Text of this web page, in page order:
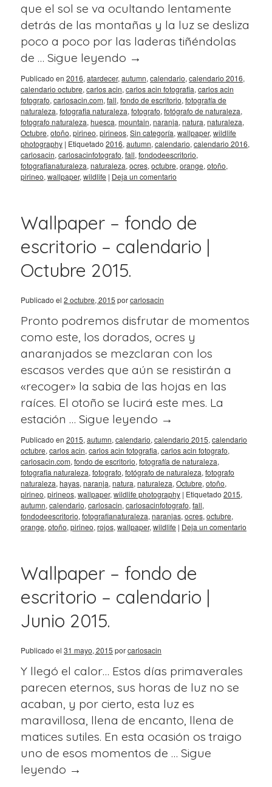
que el sol se va ocultando lentamente
detrás de las montañas y la luz se desliza
poco a poco por las laderas tiñéndolas
de … Sigue leyendo →
Publicado en 2016, atardecer, autumn, calendario, calendario 2016,
calendario octubre, carlos acin, carlos acin fotografia, carlos acin
fotografo, carlosacin.com, fall, fondo de escritorio, fotografía de
naturaleza, fotografia naturaleza, fotografo, fotógrafo de naturaleza,
fotografo naturaleza, huesca, mountain, naranja, natura, naturaleza,
Octubre, otoño, pirineo, pirineos, Sin categoría, wallpaper, wildlife
photography | Etiquetado 2016, autumn, calendario, calendario 2016,
carlosacin, carlosacinfotografo, fall, fondodeescritorio,
fotografianaturaleza, naturaleza, ocres, octubre, orange, otoño,
pirineo, wallpaper, wildlife | Deja un comentario
Wallpaper – fondo de
escritorio – calendario |
Octubre 2015.
Publicado el 2 octubre, 2015 porcarlosacin
Pronto podremos disfrutar de momentos
como este, los dorados, ocres y
anaranjados se mezclaran con los
escasos verdes que aún se resistirán a
«recoger» la sabia de las hojas en las
raíces. El otoño se lucirá este mes. La
estación … Sigue leyendo →
Publicado en 2015, autumn, calendario, calendario 2015, calendario
octubre, carlos acin, carlos acin fotografia, carlos acin fotografo,
carlosacin.com, fondo de escritorio, fotografía de naturaleza,
fotografia naturaleza, fotografo, fotógrafo de naturaleza, fotografo
naturaleza, hayas, naranja, natura, naturaleza, Octubre, otoño,
pirineo, pirineos, wallpaper, wildlife photography | Etiquetado 2015,
autumn, calendario, carlosacin, carlosacinfotografo, fall,
fondodeescritorio, fotografianaturaleza, naranjas, ocres, octubre,
orange, otoño, pirineo, rojos, wallpaper, wildlife | Deja un comentario
Wallpaper – fondo de
escritorio – calendario |
Junio 2015.
Publicado el 31 mayo, 2015 porcarlosacin
Y llegó el calor… Estos días primaverales
parecen eternos, sus horas de luz no se
acaban, y por cierto, esta luz es
maravillosa, llena de encanto, llena de
matices sutiles. En esta ocasión os traigo
uno de esos momentos de … Sigue
leyendo →